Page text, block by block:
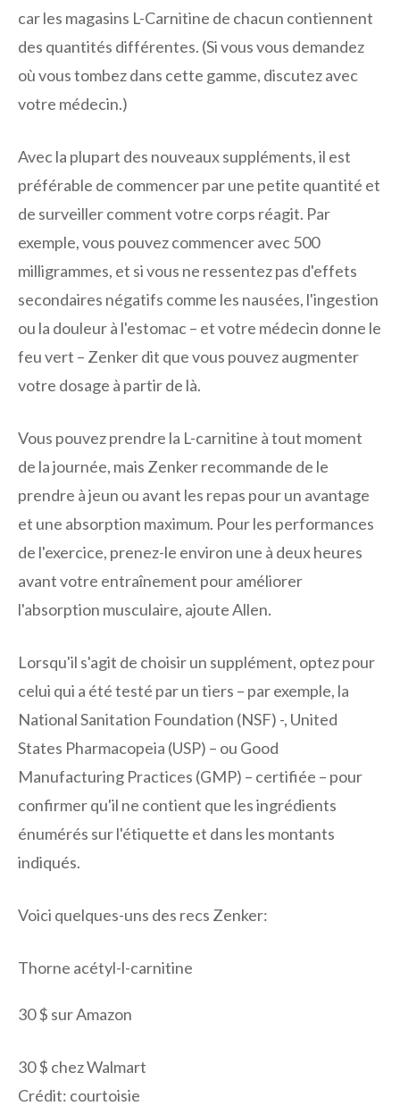
car les magasins L-Carnitine de chacun contiennent
des quantités différentes. (Si vous vous demandez
où vous tombez dans cette gamme, discutez avec
votre médecin.)
Avec la plupart des nouveaux suppléments, il est
préférable de commencer par une petite quantité et
de surveiller comment votre corps réagit. Par
exemple, vous pouvez commencer avec 500
milligrammes, et si vous ne ressentez pas d'effets
secondaires négatifs comme les nausées, l'ingestion
ou la douleur à l'estomac – et votre médecin donne le
feu vert – Zenker dit que vous pouvez augmenter
votre dosage à partir de là.
Vous pouvez prendre la L-carnitine à tout moment
de la journée, mais Zenker recommande de le
prendre à jeun ou avant les repas pour un avantage
et une absorption maximum. Pour les performances
de l'exercice, prenez-le environ une à deux heures
avant votre entraînement pour améliorer
l'absorption musculaire, ajoute Allen.
Lorsqu'il s'agit de choisir un supplément, optez pour
celui qui a été testé par un tiers – par exemple, la
National Sanitation Foundation (NSF) -, United
States Pharmacopeia (USP) – ou Good
Manufacturing Practices (GMP) – certifiée – pour
confirmer qu'il ne contient que les ingrédients
énumérés sur l'étiquette et dans les montants
indiqués.
Voici quelques-uns des recs Zenker:
Thorne acétyl-l-carnitine
30 $ sur Amazon
30 $ chez Walmart
Crédit: courtoisie